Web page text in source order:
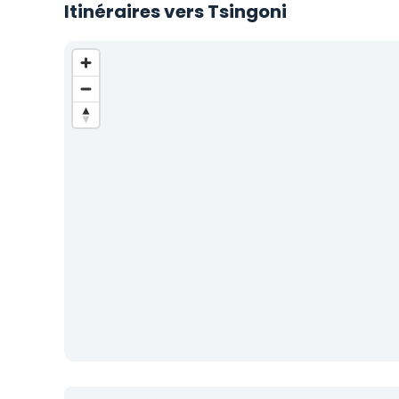
Itinéraires vers Tsingoni